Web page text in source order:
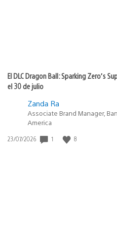
El DLC Dragon Ball: Sparking Zero’s
el 30 de julio
Zanda Ra
Associate Brand Manager,
America
Fecha
23/07/2026 1 8